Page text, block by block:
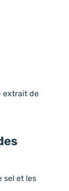
extrait de
sel et les